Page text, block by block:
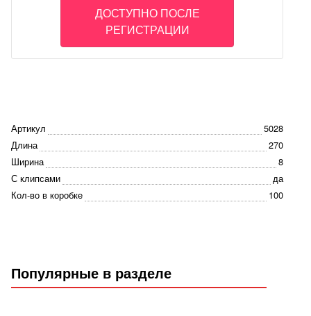
ДОСТУПНО ПОСЛЕ
РЕГИСТРАЦИИ
Артикул
5028
Длина
270
Ширина
8
С клипсами
да
Кол-во в коробке
100
Популярные в разделе